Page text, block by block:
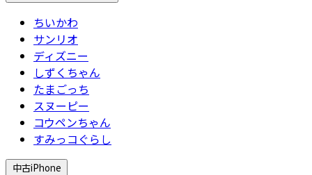
ちいかわ
サンリオ
ディズニー
しずくちゃん
たまごっち
スヌーピー
コウペンちゃん
すみっコぐらし
中古iPhone